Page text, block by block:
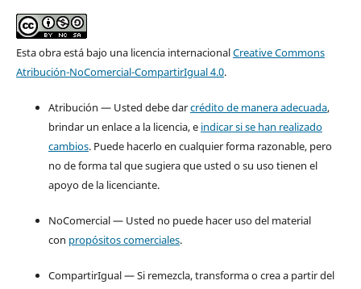
Esta obra está bajo una licencia internacionalCreative Commons
Atribución-NoComercial-CompartirIgual 4.0.
Atribución — Usted debe darcrédito de manera adecuada,
brindar un enlace a la licencia, e indicar si se han realizado
cambios. Puede hacerlo en cualquier forma razonable, pero
no de forma tal que sugiera que usted o su uso tienen el
apoyo de la licenciante.
NoComercial — Usted no puede hacer uso del material
con propósitos comerciales.
CompartirIgual — Si remezcla, transforma o crea a partir del